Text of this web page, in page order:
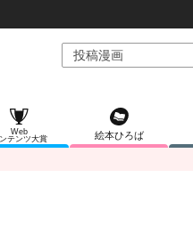
Web
テンツ大賞
絵本ひろば